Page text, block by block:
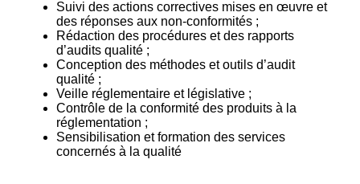
Suivi des actions correctives mises en œuvre et
des réponses aux non-conformités ;
Rédaction des procédures et des rapports
d’audits qualité ;
Conception des méthodes et outils d’audit
qualité ;
Veille réglementaire et législative ;
Contrôle de la conformité des produits à la
réglementation ;
Sensibilisation et formation des services
concernés à la qualité